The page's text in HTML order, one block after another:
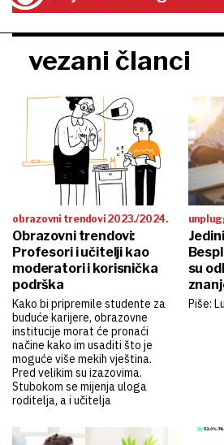
vezani članci
obrazovni trendovi 2023./2024.
Obrazovni trendovi:
Profesori i učitelji kao
moderatori i korisnička
podrška
Kako bi pripremile studente za
buduće karijere, obrazovne
institucije morat će pronaći
načine kako im usaditi što je
moguće više mekih vještina.
Pred velikim su izazovima.
Stubokom se mijenja uloga
roditelja, a i učitelja
su
Piše: